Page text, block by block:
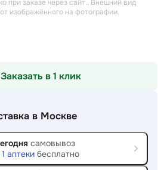
при заказе через сайт.. Внешний вид
изображённого на фотографии.
Заказать в 1 клик
в Москве
самовывоз
1 аптекибесплатно